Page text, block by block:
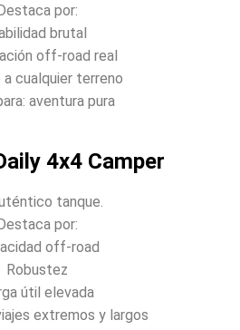
por:
brutal
off-road real
cualquier terreno
aventura pura
4x4 Camper
tanque.
Destaca por:
off-road
Robustez
útil elevada
extremos y largos